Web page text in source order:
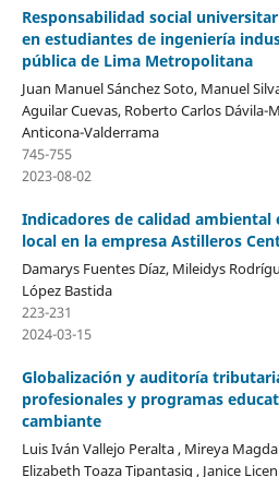
Responsabilidad social
en estudiantes de ingeniería
pública de Lima Metropolitana
Juan Manuel Sánchez Soto, Manuel
Aguilar Cuevas, Roberto Carlos Dávila-
Anticona-Valderrama
745-755
2023-08-02
Indicadores de calidad
local en la empresa Astilleros
Damarys Fuentes Díaz, Mileidys
López Bastida
223-231
2024-03-15
Globalización y auditoría
profesionales y programas
cambiante
Luis Iván Vallejo Peralta , Mireya
Elizabeth Toaza Tipantasig , Janice